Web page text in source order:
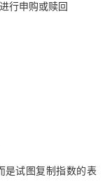
行申购或赎回
是试图复制指数的表